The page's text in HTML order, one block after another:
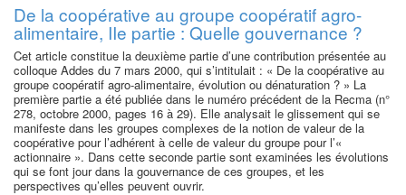
De la coopérative au groupe coopératif agro-
alimentaire, IIe partie : Quelle gouvernance ?
Cet article constitue la deuxième partie d’une contribution présentée au
colloque Addes du 7 mars 2000, qui s’intitulait : « De la coopérative au
groupe coopératif agro-alimentaire, évolution ou dénaturation ? » La
première partie a été publiée dans le numéro précédent de la Recma (n°
278, octobre 2000, pages 16 à 29). Elle analysait le glissement qui se
manifeste dans les groupes complexes de la notion de valeur de la
coopérative pour l’adhérent à celle de valeur du groupe pour l’«
actionnaire ». Dans cette seconde partie sont examinées les évolutions
qui se font jour dans la gouvernance de ces groupes, et les
perspectives qu’elles peuvent ouvrir.